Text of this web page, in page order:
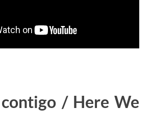
/ Here We